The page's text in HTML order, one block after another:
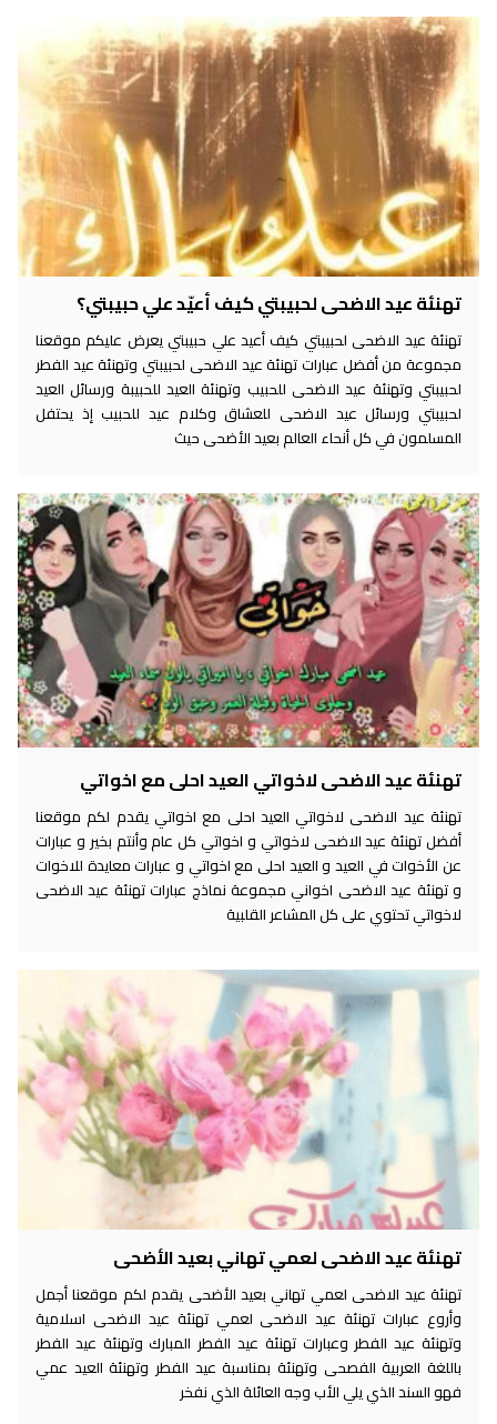
تهنئة عيد الاضحى لحبيبتي كيف أعيّد علي حبيبتي؟
تهنئة عيد الاضحى لحبيبتي كيف أعيد علي حبيبتي يعرض عليكم موقعنا
مجموعة من أفضل عبارات تهنئة عيد الاضحى لحبيبتي وتهنئة عيد الفطر
لحبيبتي وتهنئة عيد الاضحى للحبيب وتهنئة العيد للحبيبة ورسائل العيد
لحبيبتي ورسائل عيد الاضحى للعشاق وكلام عيد للحبيب إذ يحتفل
المسلمون في كل أنحاء العالم بعيد الأضحى حيث
تهنئة عيد الاضحى لاخواتي العيد احلى مع اخواتي
تهنئة عيد الاضحى لاخواتي العيد احلى مع اخواتي يقدم لكم موقعنا
أفضل تهنئة عيد الاضحى لاخواتي و اخواتي كل عام وأنتم بخير و عبارات
عن الأخوات في العيد و العيد احلى مع اخواتي و عبارات معايدة للاخوات
و تهنئة عيد الاضحى اخواني مجموعة نماذج عبارات تهنئة عيد الاضحى
لاخواتي تحتوي على كل المشاعر القلبية
تهنئة عيد الاضحى لعمي تهاني بعيد الأضحى
تهنئة عيد الاضحى لعمي تهاني بعيد الأضحى يقدم لكم موقعنا أجمل
وأروع عبارات تهنئة عيد الاضحى لعمي تهنئة عيد الاضحى اسلامية
وتهنئة عيد الفطر وعبارات تهنئة عيد الفطر المبارك وتهنئة عيد الفطر
باللغة العربية الفصحى وتهنئة بمناسبة عيد الفطر وتهنئة العيد عمي
فهو السند الذي يلي الأب وجه العائلة الذي نفخر